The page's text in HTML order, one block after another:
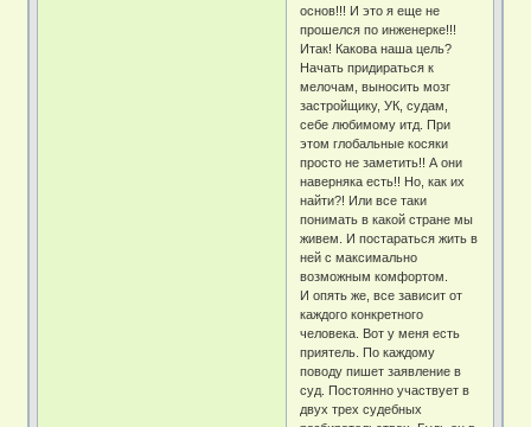
основ!!! И это я еще не
прошелся по инженерке!!!
Итак! Какова наша цель?
Начать придираться к
мелочам, выносить мозг
застройщику, УК, судам,
себе любимому итд. При
этом глобальные косяки
просто не заметить!! А они
наверняка есть!! Но, как их
найти?! Или все таки
понимать в какой стране мы
живем. И постараться жить в
ней с максимально
возможным комфортом.
И опять же, все зависит от
каждого конкретного
человека. Вот у меня есть
приятель. По каждому
поводу пишет заявление в
суд. Постоянно участвует в
двух трех судебных